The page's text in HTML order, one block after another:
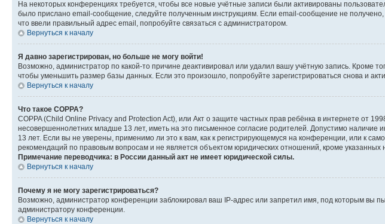
На некоторых конференциях требуется, чтобы все новые учётные записи были активированы
было прислано email-сообщение, следуйте полученным инструкциям. Если email-сообщение не
что ввели правильный адрес email, попробуйте связаться с администратором.
Вернуться к началу
Я давно зарегистрирован, но больше не могу войти!
Возможно, администратор по какой-то причине деактивировал или удалил вашу учётную запись. Кроме
чтобы уменьшить размер базы данных. Если это произошло, попробуйте зарегистрироваться снова и
Вернуться к началу
Что такое COPPA?
COPPA (Child Online Privacy and Protection Act), или Акт о защите частных прав ребёнка в интернете от
несовершеннолетних младше 13 лет, иметь на это письменное согласие родителей. Допустимо
13 лет. Если вы не уверены, применимо ли это к вам, как к регистрирующемуся на конференции, или к
рекомендаций по правовым вопросам и не является объектом юридических отношений, кроме указанных
Примечание переводчика: в России данный акт не имеет юридической силы.
Вернуться к началу
Почему я не могу зарегистрироваться?
Возможно, администратор конференции заблокировал ваш IP-адрес или запретил имя, под которым вы
администратору конференции.
Вернуться к началу